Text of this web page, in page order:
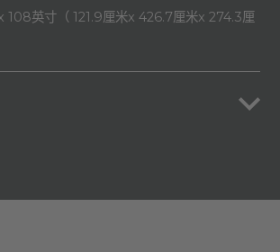
108英寸（ 121.9厘米x 426.7厘米x 274.3厘